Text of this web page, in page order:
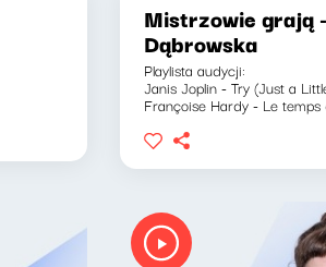
Mistrzowie grają
Dąbrowska
Playlista audycji:
Janis Joplin - Try (Just a
Françoise Hardy - Le temps